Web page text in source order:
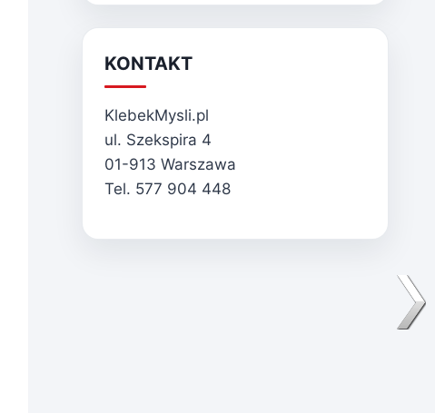
KONTAKT
KlebekMysli.pl
ul. Szekspira 4
01-913 Warszawa
Tel. 577 904 448